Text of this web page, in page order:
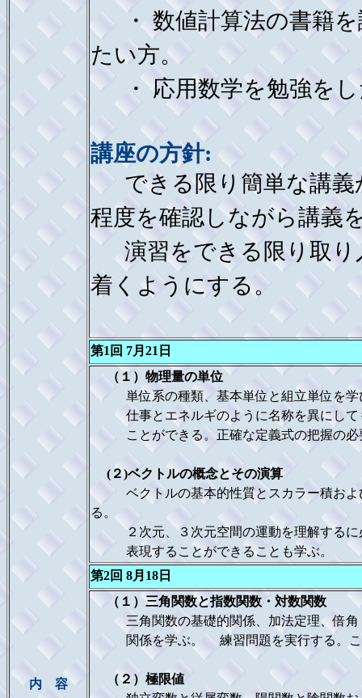
内 容
・ 数値計算法の書籍を
たい方。
・ 応用数学を勉強をし
講座の方針:
できる限り簡単な講義
程度を確認しながら講義
演習をできる限り取り
着くようにする。
第1回 7月21日
（１）物理量の単位
単位系の種類、基本単位と組立単位を学
仕事とエネルギのように名称を異にして
ことができる。正確な定義式の把握の必
(２)ベクトルの概念とその演算
ベクトルの基本的性質とスカラー積およ
る。
２次元、３次元空間の運動を理解するに
表現することができることも学ぶ。
第2回 8月18日
（１）三角関数と指数関数・対数関数
三角関数の基礎的関係、加法定理、倍角
関係を学ぶ。 練習問題を実行する。こ
（２）極限値